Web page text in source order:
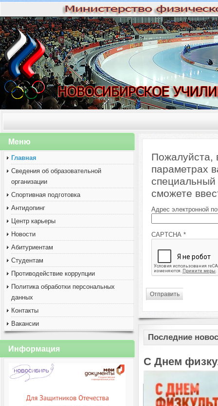
Меню
Главная
Сведения об образовательной
организации
Спортивная подготовка
Антидопинг
Центр карьеры
Новости
Абитуриентам
Студентам
Противодействие коррупции
Политика обработки персональных
данных
Контакты
Вакансии
Информация
Пожалуйста,
параметрах
сможете
Адрес электронной
CAPTCHA *
Отправить
Последние
Финал